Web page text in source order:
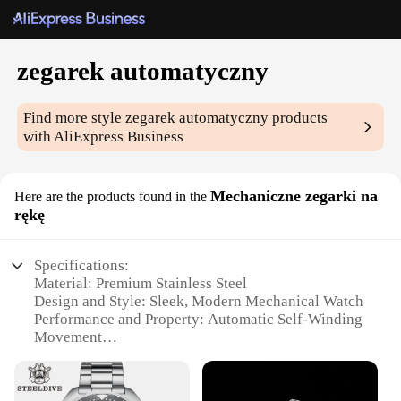
zegarek automatyczny
Find more stylezegarek automatyczny products
with AliExpress Business
Here are the products found in the Mechaniczne zegarki na
rękę
Specifications:
Material: Premium Stainless Steel
Design and Style: Sleek, Modern Mechanical Watch
Performance and Property: Automatic Self-Winding
Movement
Links for Adjustable Fit
Typical Adaptive Scenario: Suitable for Various